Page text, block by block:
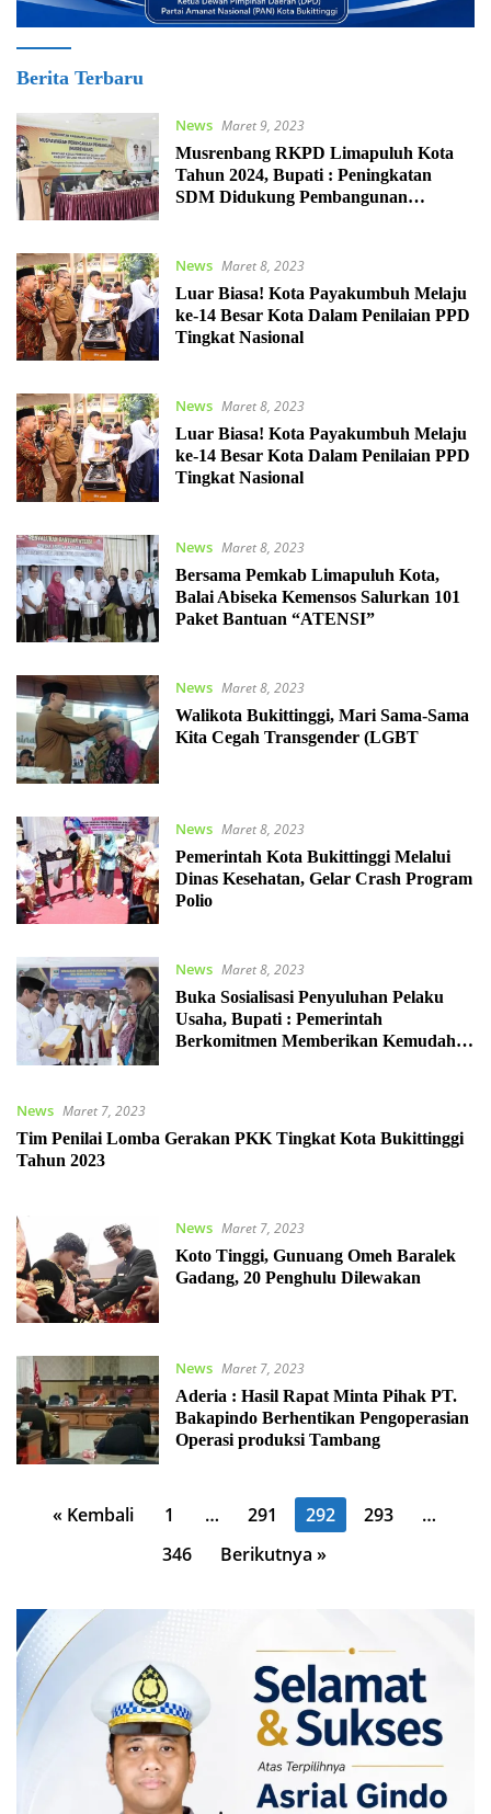
Lintas
Berita Terbaru
News Maret 9, 2023
Musrenbang RKPD Limapuluh Kota
Tahun 2024, Bupati : Peningkatan
SDM Didukung Pembangunan
News Maret 8, 2023
Luar Biasa! Kota Payakumbuh Melaju
ke-14 Besar Kota Dalam Penilaian PPD
Tingkat Nasional
News Maret 8, 2023
Luar Biasa! Kota Payakumbuh Melaju
ke-14 Besar Kota Dalam Penilaian PPD
Tingkat Nasional
News Maret 8, 2023
Bersama Pemkab Limapuluh Kota,
Balai Abiseka Kemensos Salurkan 101
Paket Bantuan “ATENSI”
News Maret 8, 2023
Walikota Bukittinggi, Mari Sama-Sama
Kita Cegah Transgender (LGBT
News Maret 8, 2023
Pemerintah Kota Bukittinggi Melalui
Dinas Kesehatan, Gelar Crash Program
Polio
News Maret 8, 2023
Buka Sosialisasi Penyuluhan Pelaku
Usaha, Bupati : Pemerintah
Berkomitmen Memberikan Kemudahan
News Maret 7, 2023
Tim Penilai Lomba Gerakan PKK Tingkat Kota Bukittinggi
Tahun 2023
News Maret 7, 2023
Koto Tinggi, Gunuang Omeh Baralek
Gadang, 20 Penghulu Dilewakan
News Maret 7, 2023
Aderia : Hasil Rapat Minta Pihak PT.
Bakapindo Berhentikan Pengoperasian
Operasi produksi Tambang
Paginasi
« Kembali 1 … 291 292 293
…
346
Berikutnya »